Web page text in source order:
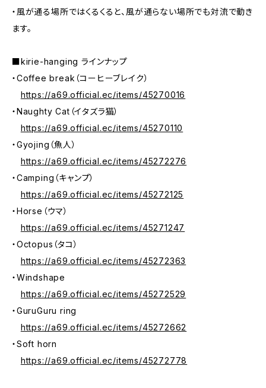
・風が通る場所ではくるくると、風が通らない場所でも対流で動き
ます。
■kirie-hanging ラインナップ
・Coffee break（コーヒーブレイク）
https://a69.official.ec/items/45270016
・Naughty Cat（イタズラ猫）
https://a69.official.ec/items/45270110
・Gyojing（魚人）
https://a69.official.ec/items/45272276
・Camping（キャンプ）
https://a69.official.ec/items/45272125
・Horse（ウマ）
https://a69.official.ec/items/45271247
・Octopus（タコ）
https://a69.official.ec/items/45272363
・Windshape
https://a69.official.ec/items/45272529
・GuruGuru ring
https://a69.official.ec/items/45272662
・Soft horn
https://a69.official.ec/items/45272778